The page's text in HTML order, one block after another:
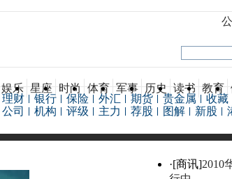
娱乐 星座 时尚 体育 军事 历史 读书 教育
理财 银行 保险 外汇 期货 贵金属 收藏
公司 机构 评级 主力 荐股 图解 新股
·[商讯]2010